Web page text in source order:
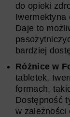
do opieki
Iwermektyna
Daje to
bardziej
Różnice w
tabletek,
formach,
Dostępność
w zależności